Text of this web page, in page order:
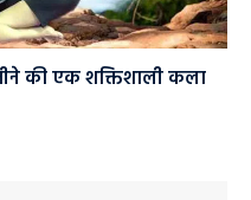
की एक शक्तिशाली कला